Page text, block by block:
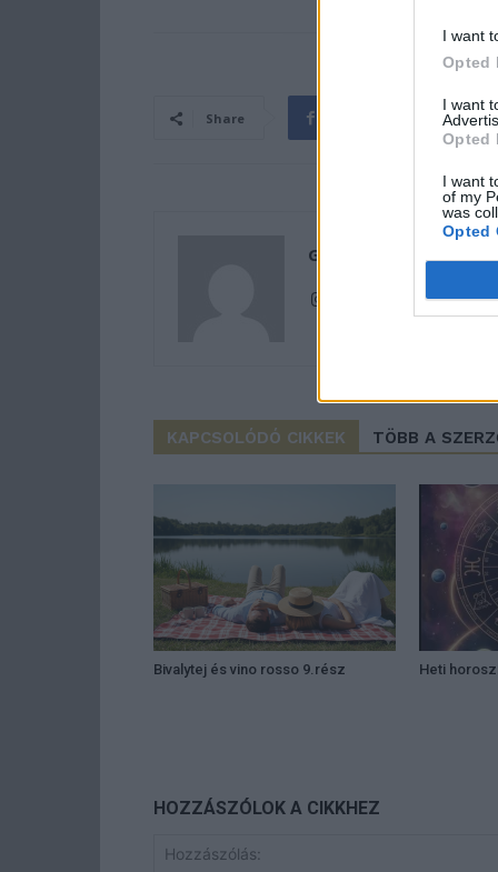
I want
Opted
I want
Opted
I want
of my
was
Opted
Share
Gyöngyösi Klaudia
KAPCSOLÓDÓ CIKKEK TÖBB A
Bivalytej és vino rosso 9.rész Heti
HOZZÁSZÓLOK A CIKKHEZ